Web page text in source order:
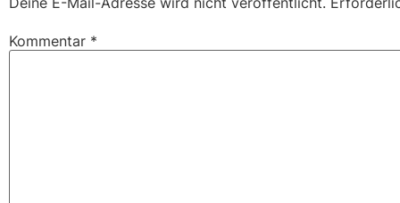
Kommentar *